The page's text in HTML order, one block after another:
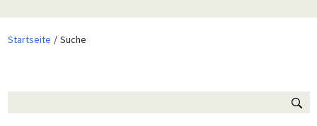
Startseite Suche